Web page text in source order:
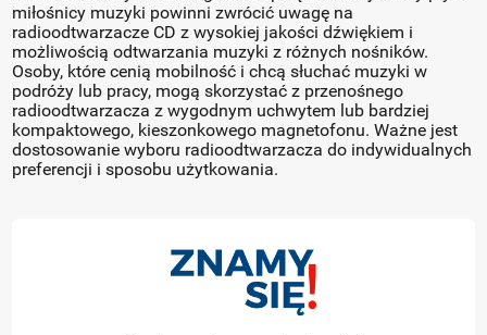
miłośnicy muzyki powinni zwrócić uwagę na
radioodtwarzacze CD z wysokiej jakości dźwiękiem i
możliwością odtwarzania muzyki z różnych nośników.
Osoby, które cenią mobilność i chcą słuchać muzyki w
podróży lub pracy, mogą skorzystać z przenośnego
radioodtwarzacza z wygodnym uchwytem lub bardziej
kompaktowego, kieszonkowego magnetofonu. Ważne jest
dostosowanie wyboru radioodtwarzacza do indywidualnych
preferencji i sposobu użytkowania.